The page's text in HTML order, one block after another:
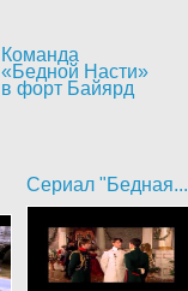
Команда
«Бедной Насти»
в форт Байярд
Сериал "Бедная...